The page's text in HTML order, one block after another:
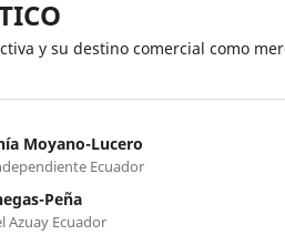
y su destino comercial como
Moyano-Lucero
Ecuador
Peña
Azuay Ecuador